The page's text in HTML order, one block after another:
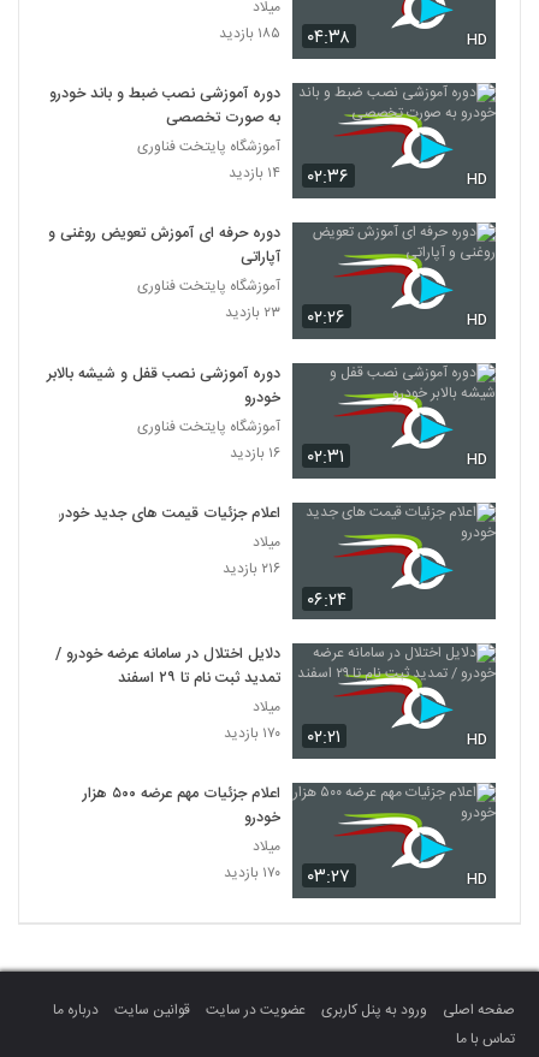
۰۴:۳۸ HD
میلاد
۱۸۵ بازدید
۰۲:۳۶ HD
دوره آموزشی نصب ضبط و باند خودرو
به صورت تخصصی
آموزشگاه پایتخت فناوری
۱۴ بازدید
۰۲:۲۶ HD
دوره حرفه ای آموزش تعویض روغنی و
آپاراتی
آموزشگاه پایتخت فناوری
۲۳ بازدید
۰۲:۳۱ HD
دوره آموزشی نصب قفل و شیشه بالابر
خودرو
آموزشگاه پایتخت فناوری
۱۶ بازدید
۰۶:۲۴
اعلام جزئیات قیمت‌ های جدید خودرو
میلاد
۲۱۶ بازدید
۰۲:۲۱ HD
دلایل اختلال در سامانه عرضه خودرو /
تمدید ثبت نام تا ۲۹ اسفند
میلاد
۱۷۰ بازدید
۰۳:۲۷ HD
اعلام جزئیات مهم عرضه ۵۰۰ هزار
خودرو
میلاد
۱۷۰ بازدید
صفحه اصلی ورود به پنل کاربری عضویت در سایت قوانین سایت
درباره ما
تماس با ما